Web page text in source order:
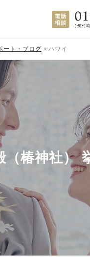
ート・ブログ ハワイ
（椿神社）